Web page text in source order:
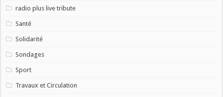
radio plus live tribute
Santé
Solidarité
Sondages
Sport
Travaux et Circulation